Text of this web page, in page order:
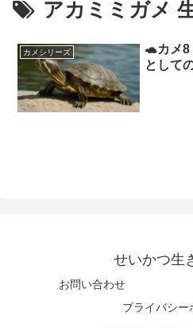
アカミミガメ
カメシリーズ
🐢カメ
として
せいかつ生
お問い合わせ
プライバシー